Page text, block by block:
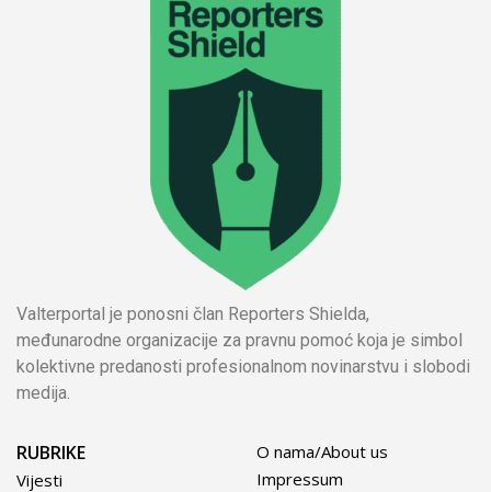
Valterportal je ponosni član Reporters Shielda,
međunarodne organizacije za pravnu pomoć koja je simbol
kolektivne predanosti profesionalnom novinarstvu i slobodi
medija.
RUBRIKE
Vijesti
O nama/About us
Impressum